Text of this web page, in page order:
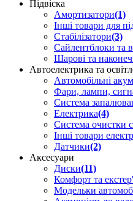
Підвіска
Амортизатори(1)
Інші товари для
Стабілізатори(3)
Сайлентблоки та
Шарові та
Автоелектрика та
Автомобільні
Фари, лампи,
Система
Електрика(4)
Система очистки
Інші товари
Датчики(2)
Аксесуари
Диски(11)
Комфорт та
Модельки